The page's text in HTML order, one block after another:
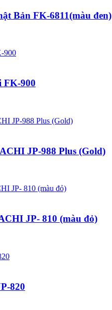
Bản FK-6811(màu đen)
FK-900
JP-988 Plus (Gold)
JP- 810 (màu đỏ)
820